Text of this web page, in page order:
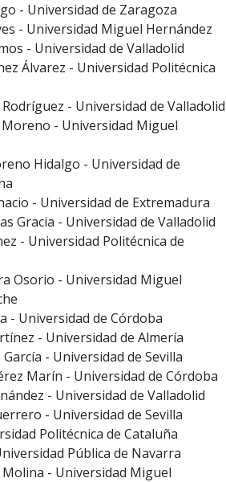
- Universidad de Zaragoza
- Universidad Miguel Hernández
- Universidad de Valladolid
Álvarez - Universidad Politécnica
- Universidad de Valladolid
- Universidad Miguel
Hidalgo - Universidad de
- Universidad de Extremadura
Gracia - Universidad de Valladolid
- Universidad Politécnica de
Osorio - Universidad Miguel
- Universidad de Córdoba
- Universidad de Almería
- Universidad de Sevilla
Marín - Universidad de Córdoba
- Universidad de Valladolid
- Universidad de Sevilla
Politécnica de Cataluña
Pública de Navarra
- Universidad Miguel